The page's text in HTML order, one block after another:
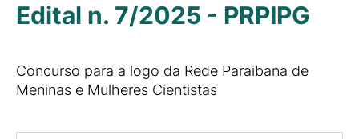
Edital n. 7/2025 - PRPIPG
Concurso para a logo da Rede Paraibana de
Meninas e Mulheres Cientistas